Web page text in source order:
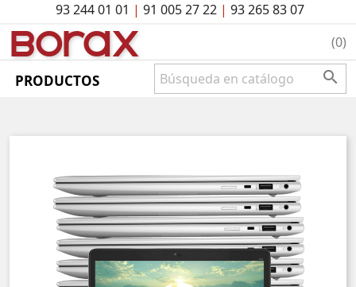
93 244 01 01 | 91 005 27 22| 93 265 83 07
BOrAx (0)
PRODUCTOS 